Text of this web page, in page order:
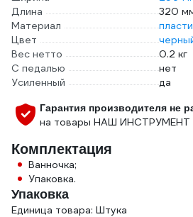
Длина
320
Материал
Цвет
Вес нетто
0.2 кг
С педалью
нет
Усиленный
да
Гарантия производителя не
на товары НАШ ИНСТРУМЕНТ
Комплектация
Ванночка;
Упаковка.
Упаковка
Единица товара: Штука